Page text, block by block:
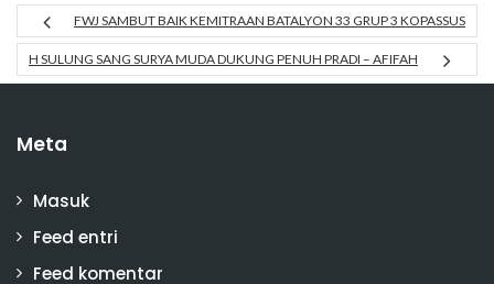
FWJ SAMBUT BAIK KEMITRAAN BATALYON 33 GRUP 3 KOPASSUS
H SULUNG SANG SURYA MUDA DUKUNG PENUH PRADI – AFIFAH
Meta
Masuk
Feed entri
Feed komentar